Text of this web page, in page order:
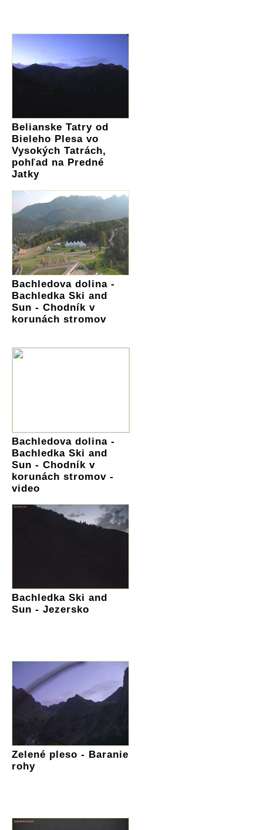
Belianske Tatry od
Bieleho Plesa vo
Vysokých Tatrách,
pohľad na Predné
Jatky
Bachledova dolina -
Bachledka Ski and
Sun - Chodník v
korunách stromov
Bachledova dolina -
Bachledka Ski and
Sun - Chodník v
korunách stromov -
video
Bachledka Ski and
Sun - Jezersko
Zelené pleso - Baranie
rohy